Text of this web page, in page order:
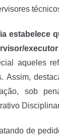
estabelece
aqueles
Assim,
sob
de